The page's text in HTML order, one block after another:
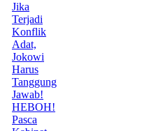
Jika
Terjadi
Konflik
Adat,
Jokowi
Harus
Tanggung
Jawab!
HEBOH!
Pasca